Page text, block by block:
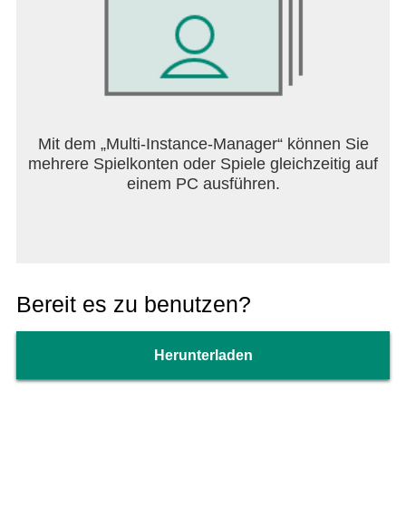
Mit dem „Multi-Instance-Manager“ können Sie
mehrere Spielkonten oder Spiele gleichzeitig auf
einem PC ausführen.
Bereit es zu benutzen?
Herunterladen